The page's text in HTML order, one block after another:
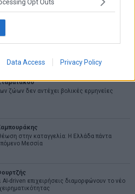
Opt Outs
Data Access Privacy Policy
ξεκινά από την ψυχή…
ζώων δεν αντέχει βολικές ερμηνείες
στην καταγγελία: Η Ελλάδα πάντα
Μεσσία
AI-driven επιχειρήσεις διαμορφώνουν το νέο